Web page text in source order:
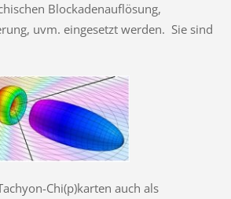
Blockadenauflösung,
uvm. eingesetzt werden. Sie sind
Chi(p)karten auch als